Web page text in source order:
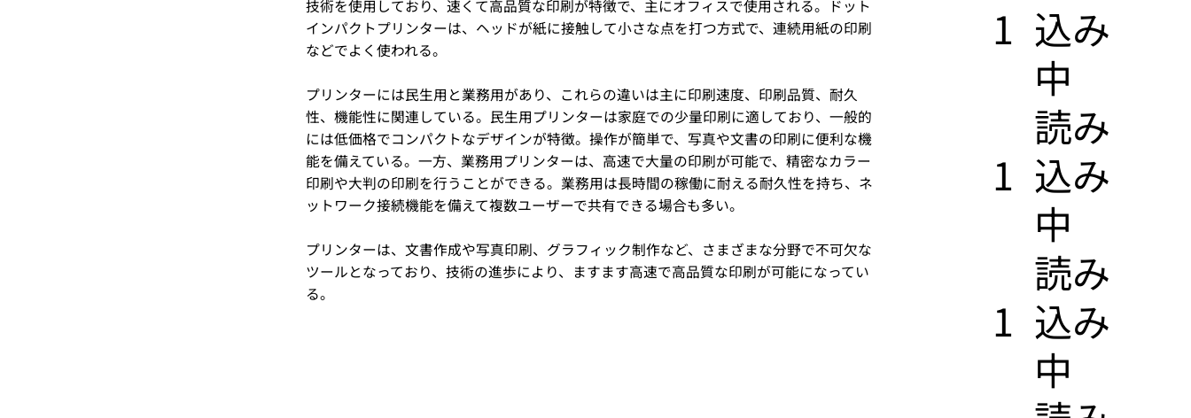
技術を使用しており、速くて高品質な印刷が特徴で、主にオフィスで使用される。ドット
インパクトプリンターは、ヘッドが紙に接触して小さな点を打つ方式で、連続用紙の印刷
などでよく使われる。
プリンターには民生用と業務用があり、これらの違いは主に印刷速度、印刷品質、耐久
性、機能性に関連している。民生用プリンターは家庭での少量印刷に適しており、一般的
には低価格でコンパクトなデザインが特徴。操作が簡単で、写真や文書の印刷に便利な機
能を備えている。一方、業務用プリンターは、高速で大量の印刷が可能で、精密なカラー
印刷や大判の印刷を行うことができる。業務用は長時間の稼働に耐える耐久性を持ち、ネ
ットワーク接続機能を備えて複数ユーザーで共有できる場合も多い。
プリンターは、文書作成や写真印刷、グラフィック制作など、さまざまな分野で不可欠な
ツールとなっており、技術の進歩により、ますます高速で高品質な印刷が可能になってい
る。
1 込み
中
1
​読み
込み
中
1
​読み
込み
中